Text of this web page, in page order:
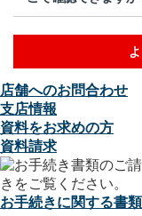
店舗へのお問合わせ
支店情報
資料をお求めの方
資料請求
お手続きに関する書